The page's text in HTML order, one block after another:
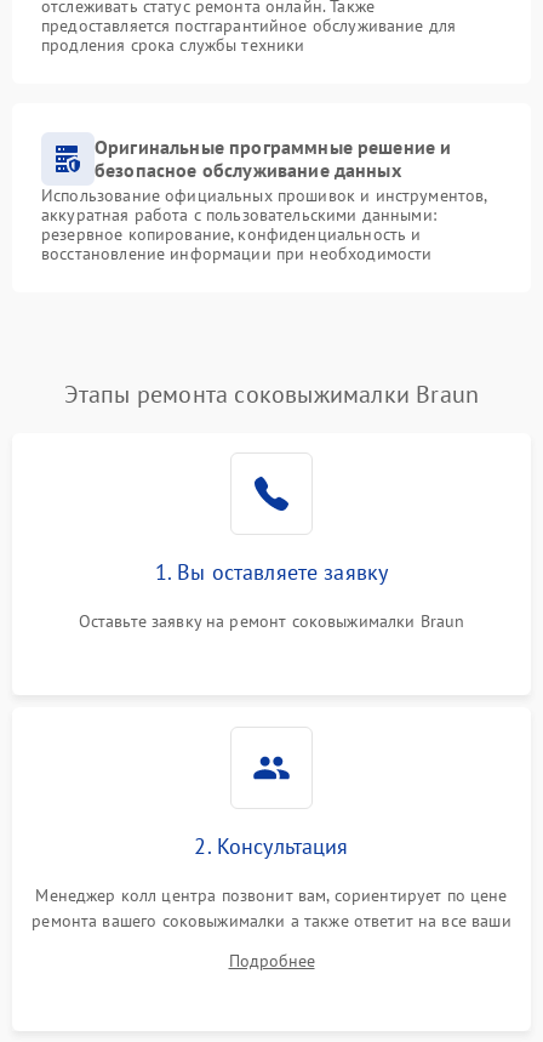
отслеживать статус ремонта онлайн. Также
предоставляется постгарантийное обслуживание для
продления срока службы техники
Оригинальные программные решение и
безопасное обслуживание данных
Использование официальных прошивок и инструментов,
аккуратная работа с пользовательскими данными:
резервное копирование, конфиденциальность и
восстановление информации при необходимости
Этапы ремонта соковыжималки Braun
1. Вы оставляете заявку
Оставьте заявку на ремонт соковыжималки Braun
2. Консультация
Менеджер колл центра позвонит вам, сориентирует по цене
ремонта вашего соковыжималки а также ответит на все ваши
Подробнее